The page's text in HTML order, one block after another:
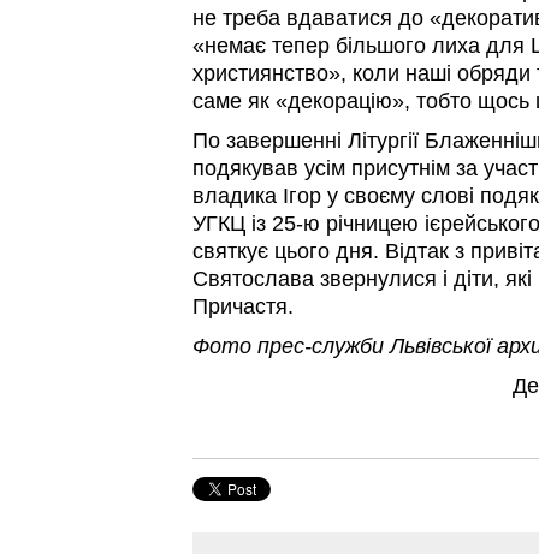
не треба вдаватися до
«немає тепер більшого лиха для
християнство», коли наші обряди
саме як «декорацію», тобто щось
По завершенні Літургії
подякував усім присутнім за
владика Ігор у своєму слові
УГКЦ із 25-ю річницею
святкує цього дня. Відтак з
Святослава звернулися і діти,
Причастя.
Фото прес-служби Львівської